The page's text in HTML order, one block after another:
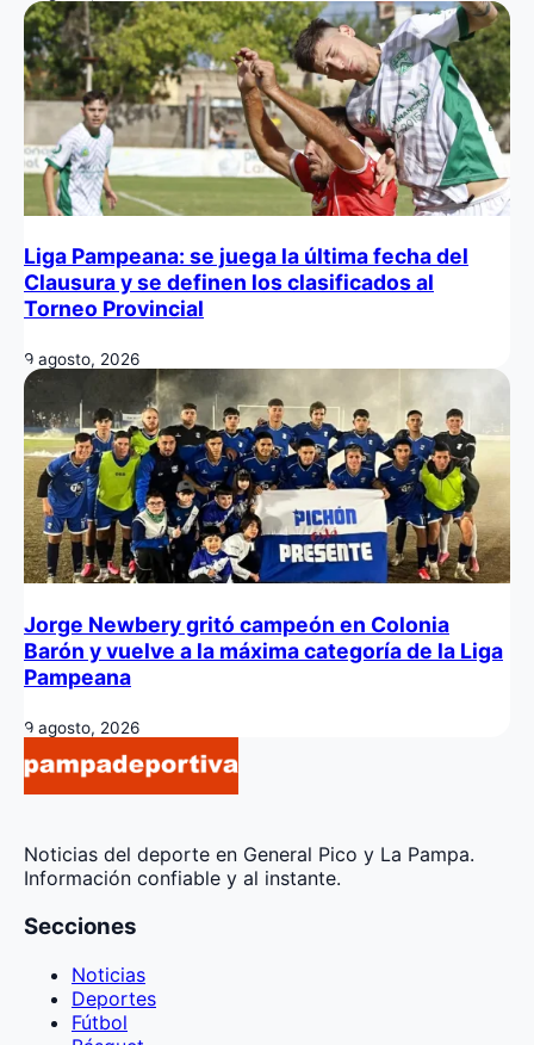
Liga Pampeana: se juega la última fecha del
Clausura y se definen los clasificados al
Torneo Provincial
9 agosto, 2026
Jorge Newbery gritó campeón en Colonia
Barón y vuelve a la máxima categoría de la Liga
Pampeana
9 agosto, 2026
Noticias del deporte en General Pico y La Pampa.
Información confiable y al instante.
Secciones
Noticias
Deportes
Fútbol